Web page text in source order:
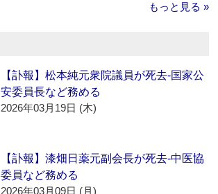
もっと見る »
【訃報】松本純元衆院議員が死去‐国家公
安委員長など務める
2026年03月19日 (木)
【訃報】漆畑日薬元副会長が死去‐中医協
委員など務める
2026年03月09日 (月)